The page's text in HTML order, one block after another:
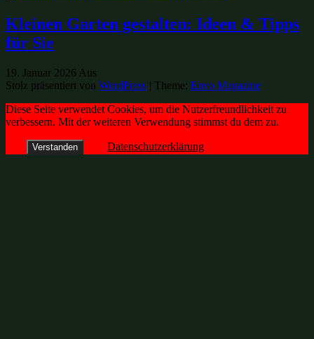
Kleinen Garten gestalten: Ideen & Tipps
für Sie
19. Januar 2026 Aus
Stolz präsentiert von WordPress | Theme: Envo Magazine
Diese Seite verwendet Cookies, um die Nutzerfreundlichkeit zu
verbessern. Mit der weiteren Verwendung stimmst du dem zu.
Verstanden Datenschutzerklärung